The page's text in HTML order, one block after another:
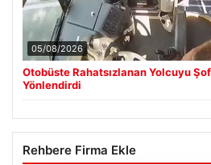
05/08/2026
Otobüste Rahatsızlanan Yolcuyu
Yönlendirdi
Rehbere Firma Ekle